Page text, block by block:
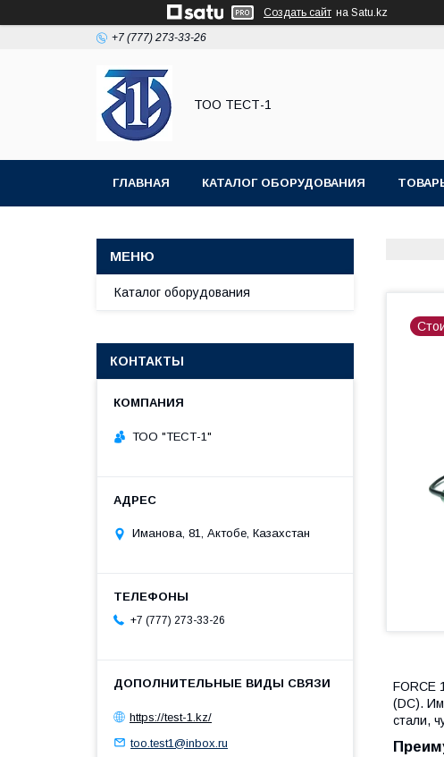
Создать сайт на Satu.kz
+7 (777) 273-33-26
ТОО ТЕСТ-1
ГЛАВНАЯ КАТАЛОГ ОБОРУДОВАНИЯ
FORCE
(DC).
стали,
Каталог оборудования
КОНТАКТЫ
ТОО "ТЕСТ-1"
Иманова, 81, Актобе, Казахстан
+7 (777) 273-33-26
https://test-1.kz/
too.test1@inbox.ru